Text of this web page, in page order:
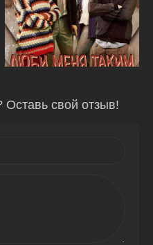
свой отзыв!